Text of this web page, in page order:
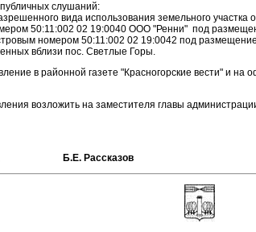
слушаний:
вида использования земельного
50:11:002 02 19:0040 ООО "Ренни" под
номером 50:11:002 02 19:0042 под
вблизи пос. Светлые Горы.
в районной газете "Красногорские вести" и на
возложить на заместителя главы
Б.Е. Рассказов